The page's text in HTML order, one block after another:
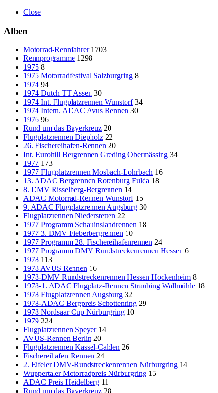
Close
Alben
Motorrad-Rennfahrer 1703
Rennprogramme 1298
1975 8
1975 Motorradfestival Salzburgring 8
1974 94
1974 Dutch TT Assen 30
1974 Int. Flugplatzrennen Wunstorf 34
1974 Intern. ADAC Avus Rennen 30
1976 96
Rund um das Bayerkreuz 20
Flugplatzrennen Diepholz 22
26. Fischereihafen-Rennen 20
Int. Eurohill Bergrennen Greding Obermässing 34
1977 173
1977 Flugplatzrennen Mosbach-Lohrbach 16
13. ADAC Bergrennen Rotenburg Fulda 18
8. DMV Risselberg-Bergrennen 14
ADAC Motorrad-Rennen Wunstorf 15
9. ADAC Flugplatzrennen Augsburg 30
Flugplatzrennen Niederstetten 22
1977 Programm Schauinslandrennen 18
1977 3. DMV Fieberbergrennen 10
1977 Programm 28. Fischereihafenrennen 24
1977 Programm DMV Rundstreckenrennen Hessen 6
1978 113
1978 AVUS Rennen 16
1978-DMV Rundstreckenrennen Hessen Hockenheim 8
1978-1. ADAC Flugplatz-Rennen Straubing Wallmühle 18
1978 Flugplatzrennen Augsburg 32
1978-ADAC Bergpreis Schottenring 29
1978 Nordsaar Cup Nürburgring 10
1979 224
Flugplatzrennen Speyer 14
AVUS-Rennen Berlin 20
Flugplatzrennen Kassel-Calden 26
Fischereihafen-Rennen 24
2. Eifeler DMV-Rundstreckenrennen Nürburgring 14
Wuppertaler Motorradpreis Nürburgring 15
ADAC Preis Heidelberg 11
Rund um das Bayerkreuz 28